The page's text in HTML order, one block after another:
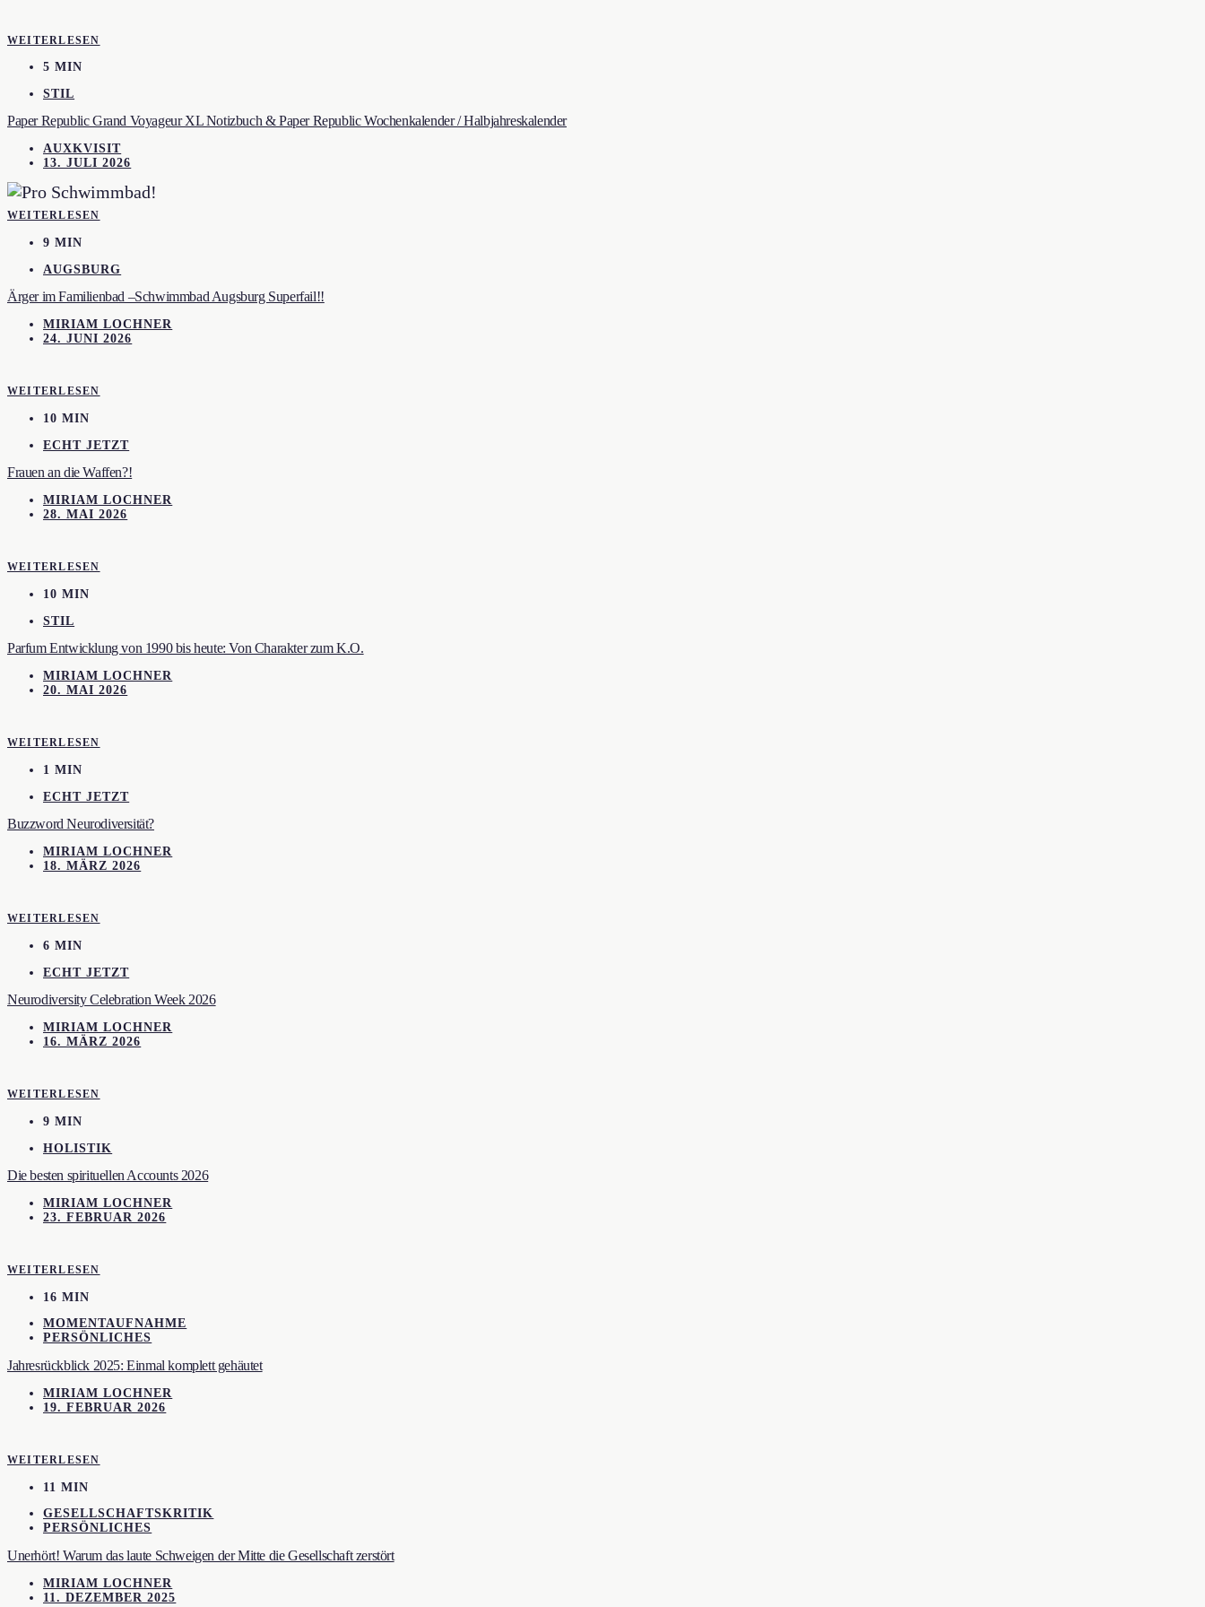
WEITERLESEN
5 MIN
STIL
Paper Republic Grand Voyageur XL Notizbuch & Paper Republic Wochenkalender / Halbjahreskalender
AUXKVISIT
13. JULI 2026
WEITERLESEN
9 MIN
AUGSBURG
Ärger im Familienbad –Schwimmbad Augsburg Superfail!!
MIRIAM LOCHNER
24. JUNI 2026
WEITERLESEN
10 MIN
ECHT JETZT
Frauen an die Waffen?!
MIRIAM LOCHNER
28. MAI 2026
WEITERLESEN
10 MIN
STIL
Parfum Entwicklung von 1990 bis heute: Von Charakter zum K.O.
MIRIAM LOCHNER
20. MAI 2026
WEITERLESEN
1 MIN
ECHT JETZT
Buzzword Neurodiversität?
MIRIAM LOCHNER
18. MÄRZ 2026
WEITERLESEN
6 MIN
ECHT JETZT
Neurodiversity Celebration Week 2026
MIRIAM LOCHNER
16. MÄRZ 2026
WEITERLESEN
9 MIN
HOLISTIK
Die besten spirituellen Accounts 2026
MIRIAM LOCHNER
23. FEBRUAR 2026
WEITERLESEN
16 MIN
MOMENTAUFNAHME
PERSÖNLICHES
Jahresrückblick 2025: Einmal komplett gehäutet
MIRIAM LOCHNER
19. FEBRUAR 2026
WEITERLESEN
11 MIN
GESELLSCHAFTSKRITIK
PERSÖNLICHES
Unerhört! Warum das laute Schweigen der Mitte die Gesellschaft zerstört
MIRIAM LOCHNER
11. DEZEMBER 2025